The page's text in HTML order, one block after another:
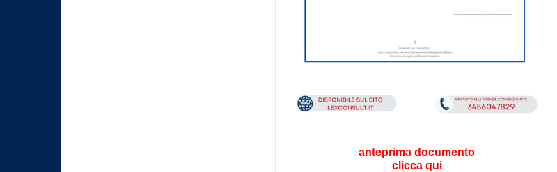
anteprima documento
clicca qui